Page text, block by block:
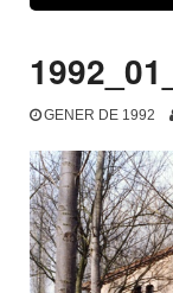
GENER DE 1992